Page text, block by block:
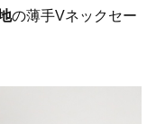
の薄手Vネックセー